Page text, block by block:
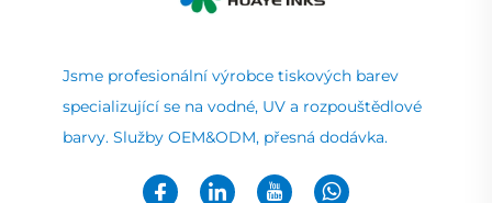
Jsme profesionální výrobce tiskových barev
specializující se na vodné, UV a rozpouštědlové
barvy. Služby OEM&ODM, přesná dodávka.